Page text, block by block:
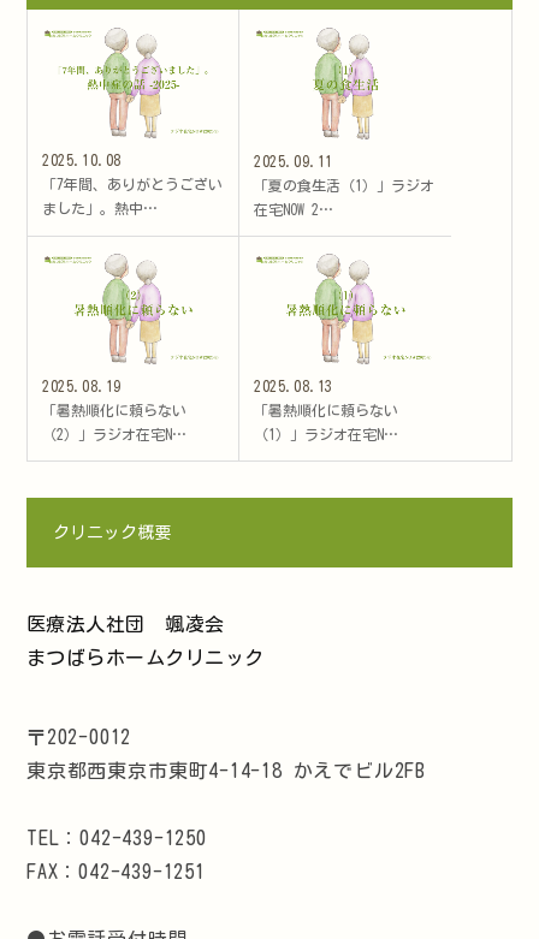
2025.10.08
「7年間、ありがとうござい
ました」。熱中…
2025.09.11
「夏の食生活（1）」ラジオ
在宅NOW 2…
2025.08.19
「暑熱順化に頼らない
（2）」ラジオ在宅N…
2025.08.13
「暑熱順化に頼らない
（1）」ラジオ在宅N…
クリニック概要
医療法人社団 颯凌会
まつばらホームクリニック
〒202-0012
東京都西東京市東町4-14-18 かえでビル2FB
TEL：042-439-1250
FAX：042-439-1251